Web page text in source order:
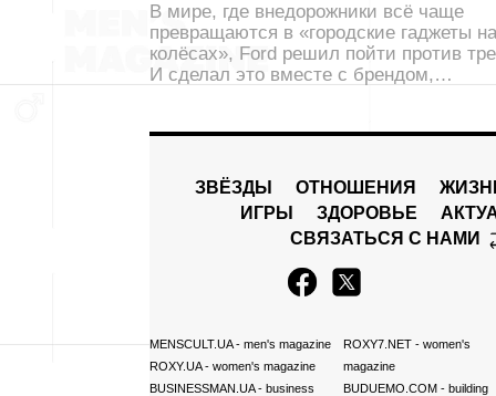
В мире, где внедорожники всё чаще
превращаются в «городские гаджеты на
колёсах», Ford решил пойти против
И сделал это вместе с брендом,…
ЗВЁЗДЫ ОТНОШЕНИЯ
ИГРЫ
ЗДОРОВЬЕ
СВЯЗАТЬСЯ С НАМИ
MENSCULT.UA- men's magazine
ROXY.UA- women's magazine
BUSINESSMAN.UA- business
ROXY7.NET- women's
magazine
BUDUEMO.COM- building